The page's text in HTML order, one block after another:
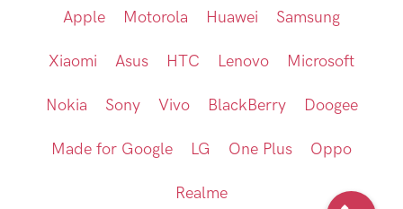
Apple Motorola Huawei Samsung
Xiaomi Asus HTC Lenovo Microsoft
Nokia Sony Vivo BlackBerry Doogee
Made for Google LG One Plus Oppo
Realme